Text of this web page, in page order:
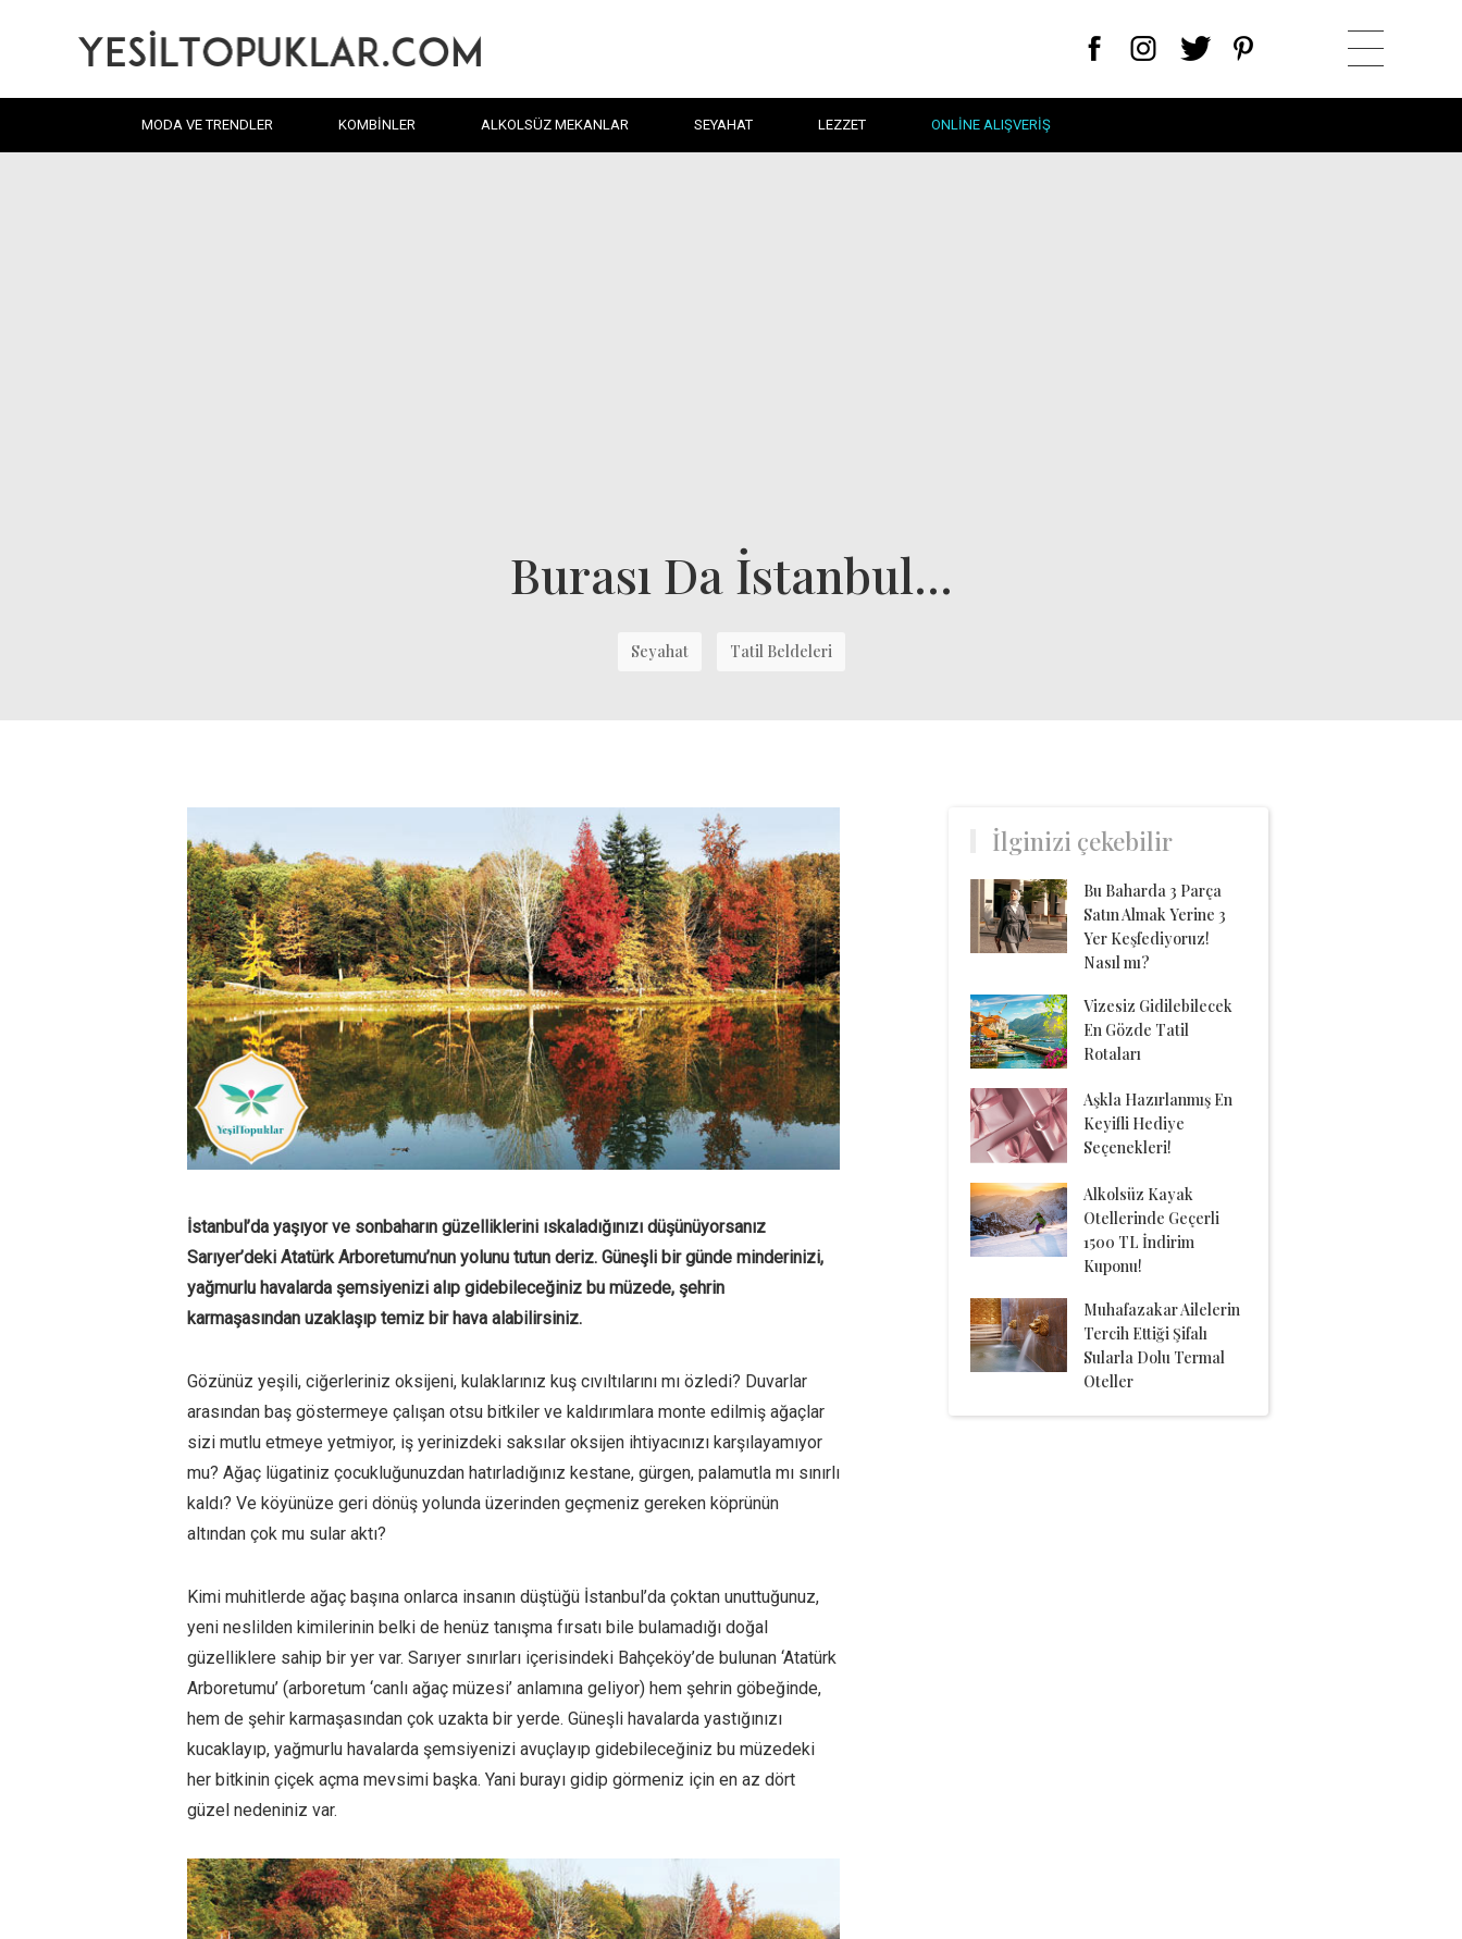
MODA VE TRENDLER KOMBINLER ALKOLSÜZ MEKANLAR SEYAHAT LEZZET ONLINE ALIŞVERIŞ
Burası Da İstanbul…
Seyahat Tatil Beldeleri
İstanbul’da yaşıyor ve sonbaharın güzelliklerini ıskaladığınızı düşünüyorsanız
Sarıyer’deki Atatürk Arboretumu’nun yolunu tutun deriz. Güneşli bir günde minderinizi,
yağmurlu havalarda şemsiyenizi alıp gidebileceğiniz bu müzede, şehrin
karmaşasından uzaklaşıp temiz bir hava alabilirsiniz.
Gözünüz yeşili, ciğerleriniz oksijeni, kulaklarınız kuş cıvıltılarını mı özledi? Duvarlar
arasından baş göstermeye çalışan otsu bitkiler ve kaldırımlara monte edilmiş ağaçlar
sizi mutlu etmeye yetmiyor, iş yerinizdeki saksılar oksijen ihtiyacınızı karşılayamıyor
mu? Ağaç lügatiniz çocukluğunuzdan hatırladığınız kestane, gürgen, palamutla mı sınırlı
kaldı? Ve köyünüze geri dönüş yolunda üzerinden geçmeniz gereken köprünün
altından çok mu sular aktı?
Kimi muhitlerde ağaç başına onlarca insanın düştüğü İstanbul’da çoktan unuttuğunuz,
yeni neslilden kimilerinin belki de henüz tanışma fırsatı bile bulamadığı doğal
güzelliklere sahip bir yer var. Sarıyer sınırları içerisindeki Bahçeköy’de bulunan ‘Atatürk
Arboretumu’ (arboretum ‘canlı ağaç müzesi’ anlamına geliyor) hem şehrin göbeğinde,
hem de şehir karmaşasından çok uzakta bir yerde. Güneşli havalarda yastığınızı
kucaklayıp, yağmurlu havalarda şemsiyenizi avuçlayıp gidebileceğiniz bu müzedeki
her bitkinin çiçek açma mevsimi başka. Yani burayı gidip görmeniz için en az dört
güzel nedeniniz var.
İlginizi çekebilir
Bu Baharda 3 Parça
Satın Almak Yerine 3
Yer Keşfediyoruz!
Nasıl mı?
Vizesiz Gidilebilecek
En Gözde Tatil
Rotaları
Aşkla Hazırlanmış En
Keyifli Hediye
Seçenekleri!
Alkolsüz Kayak
Otellerinde Geçerli
1500 TL İndirim
Kuponu!
Muhafazakar Ailelerin
Tercih Ettiği Şifalı
Sularla Dolu Termal
Oteller